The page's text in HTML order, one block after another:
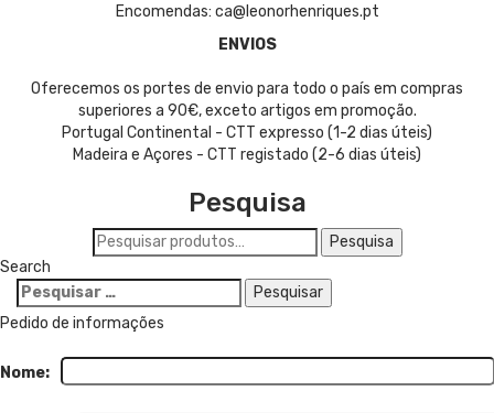
Encomendas: ca@leonorhenriques.pt
ENVIOS
Oferecemos os portes de envio para todo o país em compras
superiores a 90€, exceto artigos em promoção.
Portugal Continental - CTT expresso (1-2 dias úteis)
Madeira e Açores - CTT registado (2-6 dias úteis)
Pesquisa
Pesquisar
por:
Pesquisa
Search
Pesquisar
por:
Pedido de informações
Nome: